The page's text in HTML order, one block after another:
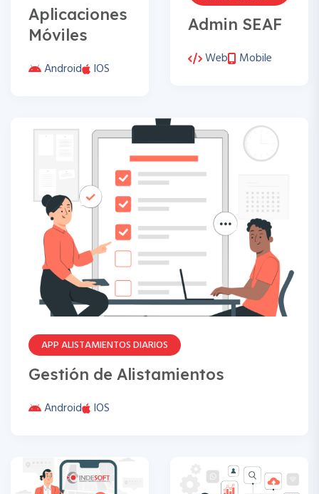
Aplicaciones
Móviles
Android IOS
Admin SEAF
Web Mobile
APP ALISTAMIENTOS DIARIOS
Gestión de Alistamientos
Android IOS